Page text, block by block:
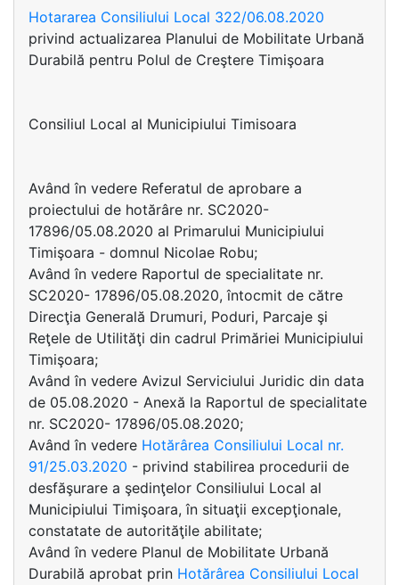
Hotararea Consiliului Local 322/06.08.2020
privind actualizarea Planului de Mobilitate Urbană
Durabilă pentru Polul de Creştere Timişoara
Consiliul Local al Municipiului Timisoara
Având în vedere Referatul de aprobare a
proiectului de hotărâre nr. SC2020-
17896/05.08.2020 al Primarului Municipiului
Timişoara - domnul Nicolae Robu;
Având în vedere Raportul de specialitate nr.
SC2020- 17896/05.08.2020, întocmit de către
Direcţia Generală Drumuri, Poduri, Parcaje şi
Reţele de Utilităţi din cadrul Primăriei Municipiului
Timişoara;
Având în vedere Avizul Serviciului Juridic din data
de 05.08.2020 - Anexă la Raportul de specialitate
nr. SC2020- 17896/05.08.2020;
Având în vedere Hotărârea Consiliului Local nr.
91/25.03.2020 - privind stabilirea procedurii de
desfăşurare a şedinţelor Consiliului Local al
Municipiului Timişoara, în situaţii excepţionale,
constatate de autorităţile abilitate;
Având în vedere Planul de Mobilitate Urbană
Durabilă aprobat prin Hotărârea Consiliului Local